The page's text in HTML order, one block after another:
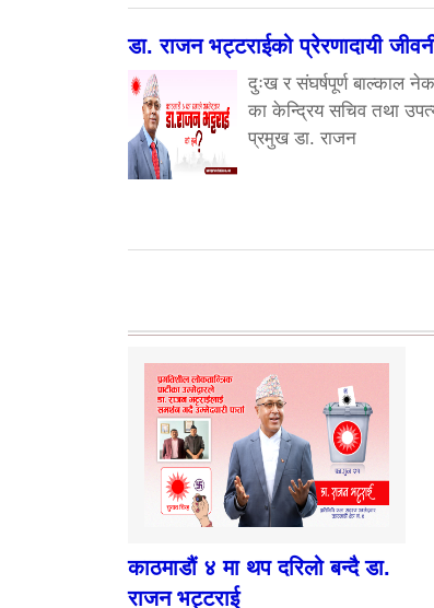
डा. राजन भट्टराईको प्रेरणादायी
दुःख र संघर्षपूर्ण बाल्काल
का केन्द्रिय सचिव तथा
प्रमुख डा. राजन
काठमाडौं ४ मा थप दरिलो बन्दै डा.
राजन भट्टराई